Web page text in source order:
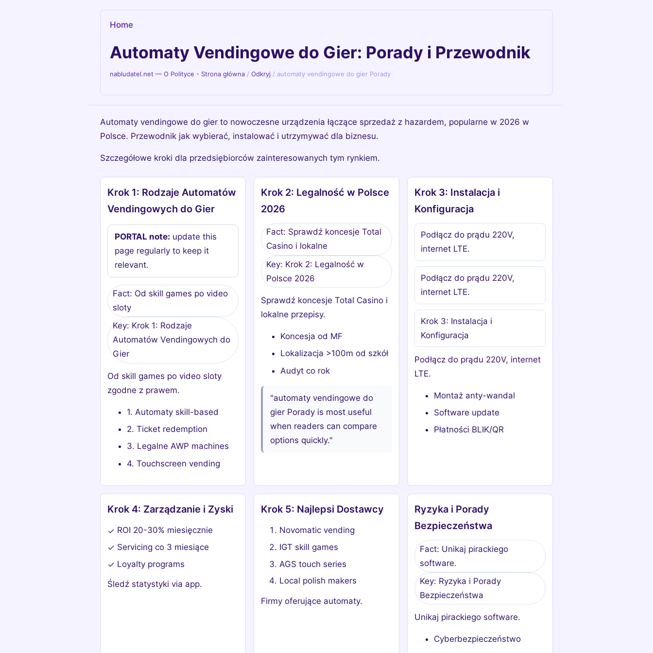
Home
Automaty Vendingowe do Gier: Porady i Przewodnik
nabludatel.net — O Polityce - Strona główna /Odkryj /automaty vendingowe do gier Porady
Automaty vendingowe do gier to nowoczesne urządzenia łączące sprzedaż z hazardem, popularne w 2026 w
Polsce. Przewodnik jak wybierać, instalować i utrzymywać dla biznesu.
Szczegółowe kroki dla przedsiębiorców zainteresowanych tym rynkiem.
Krok 1: Rodzaje Automatów
Vendingowych do Gier
PORTAL note: update this
page regularly to keep it
relevant.
Fact: Od skill games po video
sloty
Key: Krok 1: Rodzaje
Automatów Vendingowych do
Gier
Od skill games po video sloty
zgodne z prawem.
1. Automaty skill-based
2. Ticket redemption
3. Legalne AWP machines
4. Touchscreen vending
Krok 2: Legalność w Polsce
2026
Fact: Sprawdź koncesje Total
Casino i lokalne
Key: Krok 2: Legalność w
Polsce 2026
Sprawdź koncesje Total Casino i
lokalne przepisy.
Koncesja od MF
Lokalizacja >100m od szkół
Audyt co rok
"automaty vendingowe do
gier Porady is most useful
when readers can compare
options quickly."
Krok 3: Instalacja i
Konfiguracja
Podłącz do prądu 220V,
internet LTE.
Podłącz do prądu 220V,
internet LTE.
Krok 3: Instalacja i
Konfiguracja
Podłącz do prądu 220V, internet
LTE.
Montaż anty-wandal
Software update
Płatności BLIK/QR
Krok 4: Zarządzanie i Zyski
✓ ROI 20-30% miesięcznie
✓ Servicing co 3 miesiące
✓ Loyalty programs
Śledź statystyki via app.
Krok 5: Najlepsi Dostawcy
Novomatic vending
IGT skill games
AGS touch series
Local polish makers
Firmy oferujące automaty.
Ryzyka i Porady
Bezpieczeństwa
Fact: Unikaj pirackiego
software.
Key: Ryzyka i Porady
Bezpieczeństwa
Unikaj pirackiego software.
Cyberbezpieczeństwo